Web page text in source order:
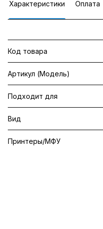
Характеристики Оплата
Код товара
Артикул (Модель)
Подходит для
Вид
Принтеры/МФУ